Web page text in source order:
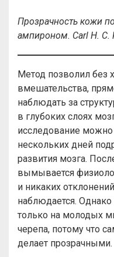
Прозрачность кожи
ампироном. Carl H.
Метод позволил без
вмешательства,
наблюдать за
в глубоких слоях
исследование можно
нескольких дней
развития мозга.
вымывается
и никаких
наблюдается.
только на молодых
черепа, потому что
делает прозрачными.